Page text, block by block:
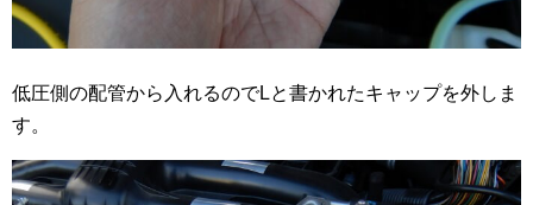
低圧側の配管から入れるのでLと書かれたキャップを外しま
す。